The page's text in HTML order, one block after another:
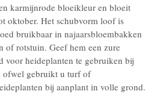
karmijnrode bloeikleur en bloeit
oktober. Het schubvorm loof is
bruikbaar in najaarsbloembakken
of rotstuin. Geef hem een zure
voor heideplanten te gebruiken bij
ofwel gebruikt u turf of
bij aanplant in volle grond.